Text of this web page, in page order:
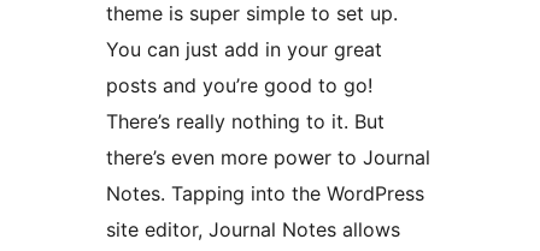
theme is super simple to set up.
You can just add in your great
posts and you’re good to go!
There’s really nothing to it. But
there’s even more power to Journal
Notes. Tapping into the WordPress
site editor, Journal Notes allows